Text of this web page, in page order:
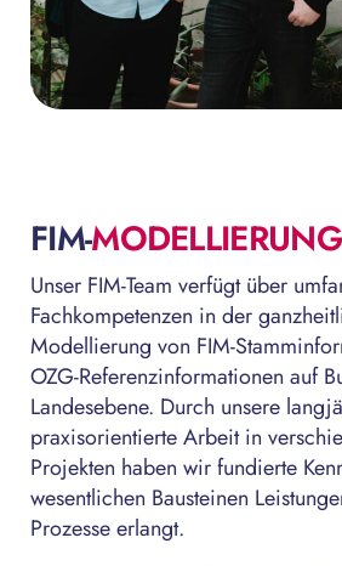
FIM-MODELLIERUNG
Unser FIM-Team verfügt über
Fachkompetenzen in der
Modellierung von FIM-
OZG-Referenzinformationen auf
Landesebene. Durch unsere
praxisorientierte Arbeit in
Projekten haben wir fundierte
wesentlichen Bausteinen
Prozesse erlangt.